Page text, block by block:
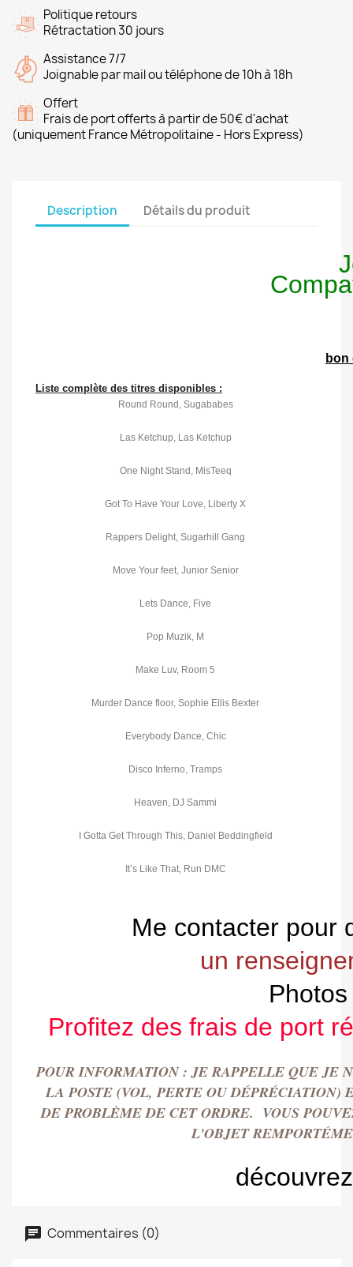
Politique retours
Rétractation 30 jours
Assistance 7/7
Joignable par mail ou téléphone de 10h à 18h
Offert
Frais de port offerts à partir de 50€ d'achat
(uniquement France Métropolitaine - Hors Express)
Description Détails du produit
bon
Liste complète des titres disponibles :
Round Round, Sugababes
Las Ketchup, Las Ketchup
One Night Stand, MisTeeq
Got To Have Your Love, Liberty X
Rappers Delight, Sugarhill Gang
Move Your feet, Junior Senior
Lets Dance, Five
Pop Muzik, M
Make Luv, Room 5
Murder Dance floor, Sophie Ellis Bexter
Everybody Dance, Chic
Disco Inferno, Tramps
Heaven, DJ Sammi
I Gotta Get Through This, Daniel Beddingfield
It’s Like That, Run DMC
Me contacter pour
un
Profitez des frais de port
POUR INFORMATION : JE RAPPELLE QUE JE
LA POSTE (VOL, PERTE OU DÉPRÉCIATION)
DE PROBLÈME DE CET ORDRE. VOUS
L'OBJET REMPORTÉ
Commentaires (0)